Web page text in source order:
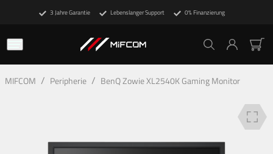
3 Jahre Garantie Lebenslanger Support 0% Finanzierung
Beschreibung Technische Details Finanzierung
MIFCOM / Peripherie / BenQ Zowie XL2540K Gaming Monitor